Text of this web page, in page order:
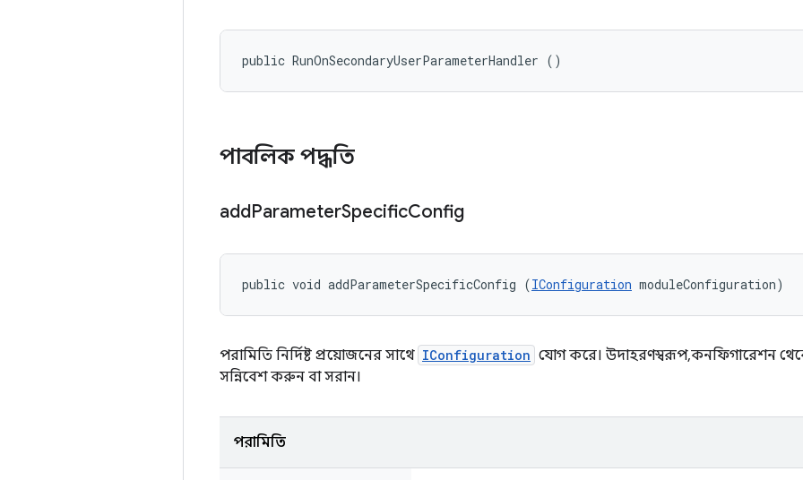
public RunOnSecondaryUserParameterHandler ()
পাবলিক পদ্ধতি
addParameterSpecificConfig
public void addParameterSpecificConfig (IConfiguration moduleConfiguration)
পরামিতি নির্দিষ্ট প্রয়োজনের সাথে IConfiguration যোগ করে। উদাহরণস্বরূপ, কনফিগারেশন
সন্নিবেশ করুন বা সরান।
পরামিতি